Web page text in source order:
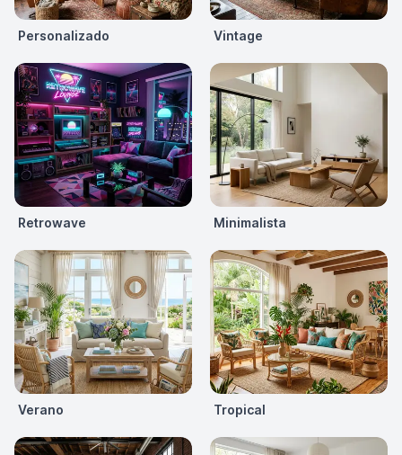
Personalizado Vintage
Retrowave Minimalista
Verano Tropical